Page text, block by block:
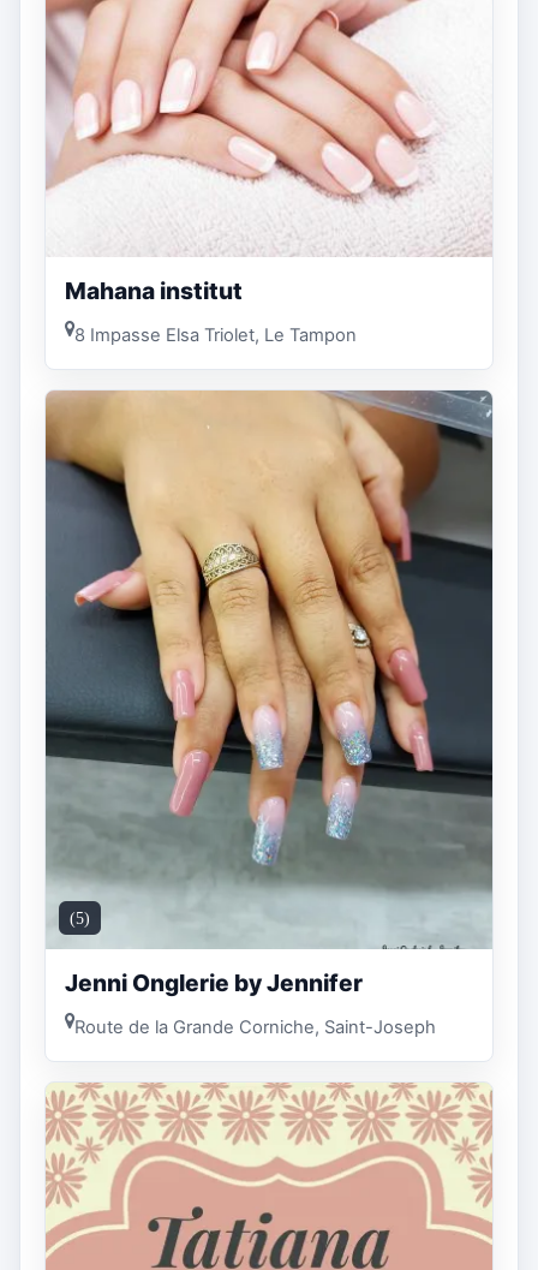
Mahana institut
8 Impasse Elsa Triolet, Le Tampon
(5)
Jenni Onglerie by Jennifer
Route de la Grande Corniche, Saint-Joseph